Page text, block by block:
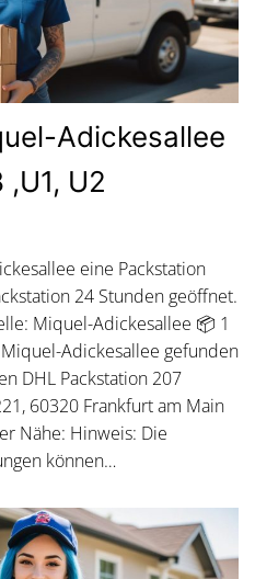
Adickesallee
U2
eine Packstation
24 Stunden geöffnet.
Miquel-Adickesallee 📦 1
Adickesallee gefunden
DHL Packstation 207
60320 Frankfurt am Main
Nähe: Hinweis: Die
können…